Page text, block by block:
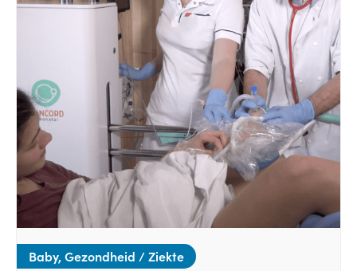
Baby, Gezondheid / Ziekte